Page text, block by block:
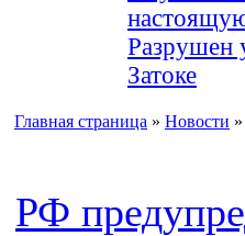
Разрушен
Затоке
Главная страница » Новости
РФ